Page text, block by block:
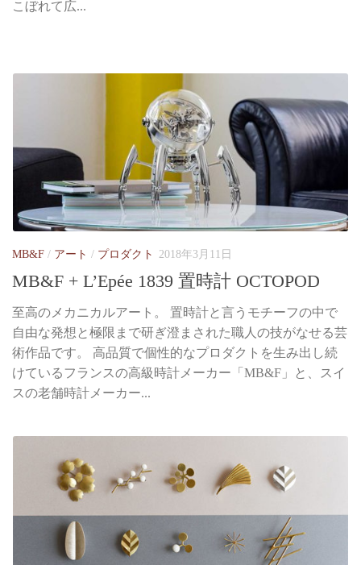
こぼれて広...
MB&F / アート / プロダクト 2018年3月11日
MB&F + L’Epée 1839 置時計 OCTOPOD
至高のメカニカルアート。 置時計と言うモチーフの中で
自由な発想と極限まで研ぎ澄まされた職人の技がなせる芸
術作品です。 高品質で個性的なプロダクトを生み出し続
けているフランスの高級時計メーカー「MB&F」と、スイ
スの老舗時計メーカー...